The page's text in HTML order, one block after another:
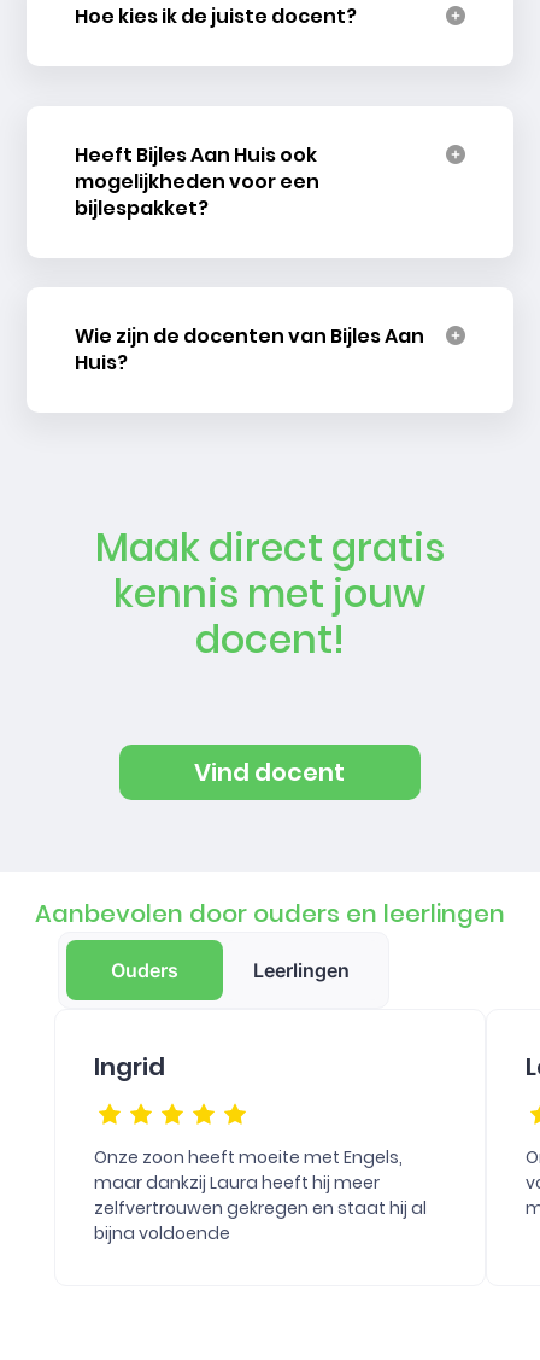
Hoe kies ik de juiste docent?
Heeft Bijles Aan Huis ook
mogelijkheden voor een
bijlespakket?
Wie zijn de docenten van Bijles Aan
Huis?
Maak direct gratis
kennis met jouw
docent!
Vind docent
Aanbevolen door ouders en leerlingen
Ouders Leerlingen
Ingrid
Onze zoon heeft moeite met Engels,
maar dankzij Laura heeft hij meer
zelfvertrouwen gekregen en staat hij al
bijna voldoende